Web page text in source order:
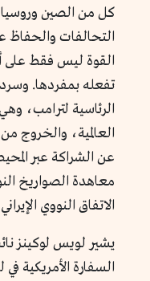
كل من الصين
التحالفات والحفاظ
القوة ليس فقط على
تفعله بمفردها. وسرد
الرئاسية لترامب،
العالمية، والخروج
عن الشراكة عبر
معاهدة الصواريخ
الاتفاق النووي
يشير لويس لوكينز
السفارة الأمريكية